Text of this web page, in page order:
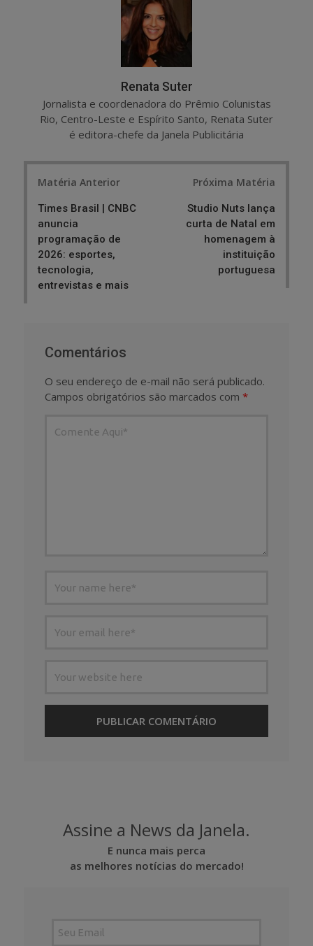
Renata Suter
Jornalista e coordenadora do Prêmio Colunistas
Rio, Centro-Leste e Espírito Santo, Renata Suter
é editora-chefe da Janela Publicitária
Matéria Anterior
Times Brasil | CNBC
anuncia
programação de
2026: esportes,
tecnologia,
entrevistas e mais
Próxima Matéria
Studio Nuts lança
curta de Natal em
homenagem à
instituição
portuguesa
Comentários
O seu endereço de e-mail não será publicado.
Campos obrigatórios são marcados com *
Assine a News da Janela.
E nunca mais perca
as melhores notícias do mercado!